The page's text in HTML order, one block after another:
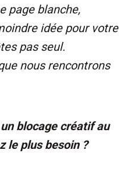
idée pour votre
pas seul.
nous rencontrons
le plus besoin ?